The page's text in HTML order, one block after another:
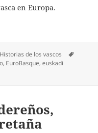
en Europa.
Categorías
Historias de los vascos
, EuroBasque,euskadi
1947-2019: La contribución vasca